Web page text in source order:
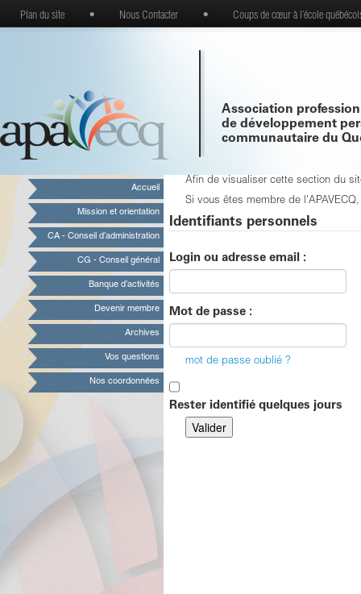
Plan du site • Nous Contacter • Coups de cœur à l’école
Association
de développement
communautaire du
Accueil
Mission et orientation
CA - Conseil d’administration
CG - Conseil général
Banque d’activités
Devenir membre
Archives
Vos questions
Nos coordonnées
Afin de visualiser cette section du
Si vous êtes membre de
Identifiants personnels
Login ou adresse email :
Mot de passe :
mot de passe oublié ?
Rester identifié quelques jours